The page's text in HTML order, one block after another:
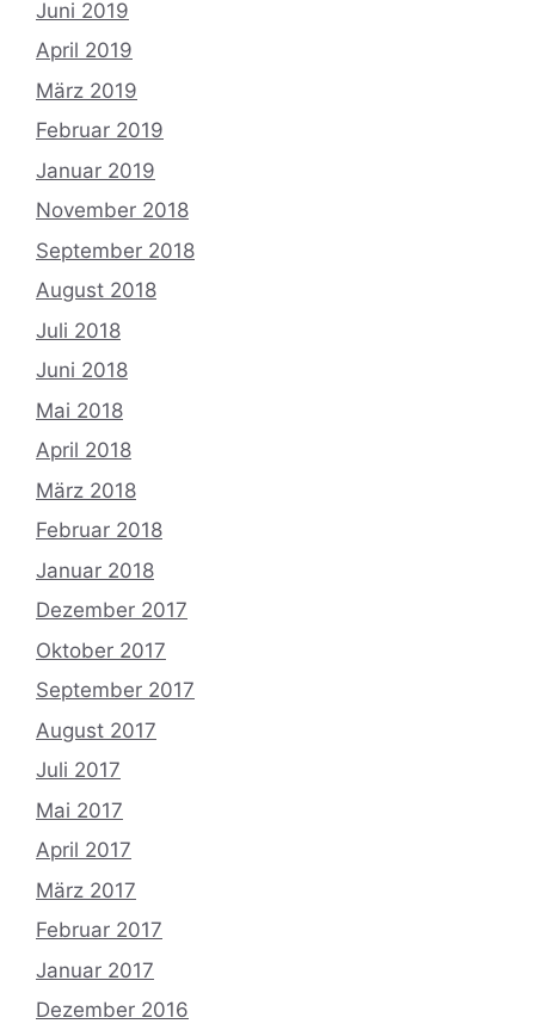
Juni 2019
April 2019
März 2019
Februar 2019
Januar 2019
November 2018
September 2018
August 2018
Juli 2018
Juni 2018
Mai 2018
April 2018
März 2018
Februar 2018
Januar 2018
Dezember 2017
Oktober 2017
September 2017
August 2017
Juli 2017
Mai 2017
April 2017
März 2017
Februar 2017
Januar 2017
Dezember 2016